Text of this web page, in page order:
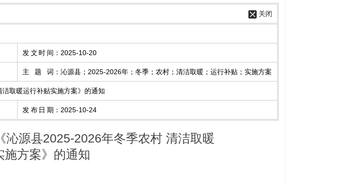
关闭
发文时间 ： 2025-10-20
主题词 ： 沁源县；2025-2026年；冬季；农村；清洁取暖；运行补贴；实施方案
取暖运行补贴实施方案》的通知
发布日期 ： 2025-10-24
源县2025-2026年冬季农村 清洁取暖
施方案》的通知